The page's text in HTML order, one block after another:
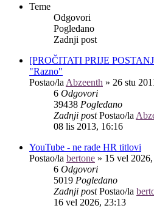
Teme
Odgovori
Pogledano
Zadnji post
[PROČITATI PRIJE
"Razno"
Postao/la Abzeenth » 26 stu
6 Odgovori
39438 Pogledano
Zadnji postPostao/la
08 lis 2013, 16:16
YouTube - ne rade HR titlovi
Postao/la bertone » 15 vel
6 Odgovori
5019 Pogledano
Zadnji postPostao/la
16 vel 2026, 23:13